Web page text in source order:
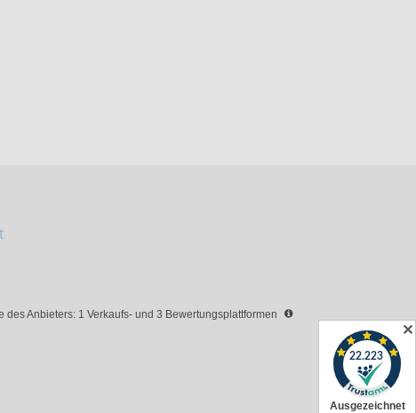
des Anbieters: 1 Verkaufs- und 3 Bewertungsplattformen
✕